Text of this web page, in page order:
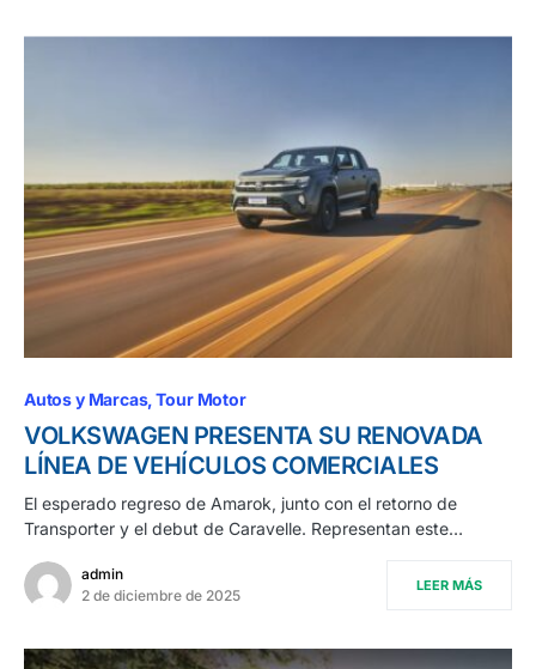
Autos y Marcas Tour Motor
VOLKSWAGEN PRESENTA SU RENOVADA
LÍNEA DE VEHÍCULOS COMERCIALES
El esperado regreso de Amarok, junto con el retorno de
Transporter y el debut de Caravelle. Representan este…
admin
2 de diciembre de 2025
LEER MÁS